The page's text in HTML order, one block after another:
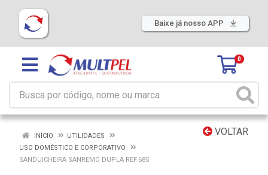
Baixe já nosso APP
0
VOLTAR
INÍCIO
UTILIDADES
USO DOMÉSTICO E CORPORATIVO
SANDUICHEIRA SANREMO DUPLA REF.685